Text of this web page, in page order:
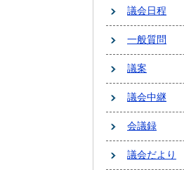
議会日程
一般質問
議案
議会中継
会議録
議会だより